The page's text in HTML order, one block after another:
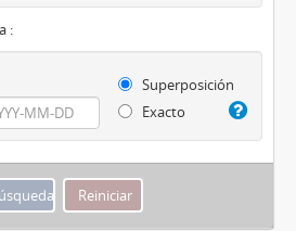
:
Superposición
Exacto